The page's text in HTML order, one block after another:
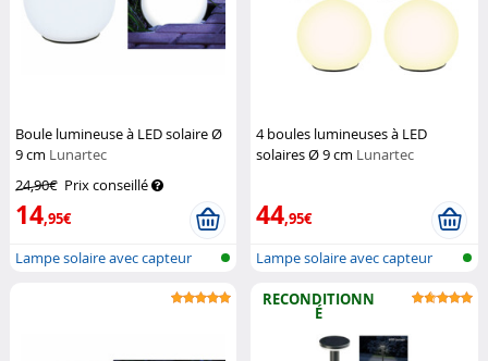
Boule lumineuse à LED solaire Ø
9 cm Lunartec
24,90€ Prix conseillé
14,95€
Lampe solaire avec capteur
4 boules lumineuses à LED
solaires Ø 9 cm Lunartec
44,95€
Lampe solaire avec capteur
RECONDITIONN
É